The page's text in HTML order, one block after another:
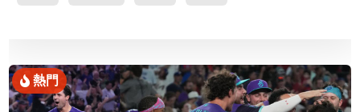
熱門